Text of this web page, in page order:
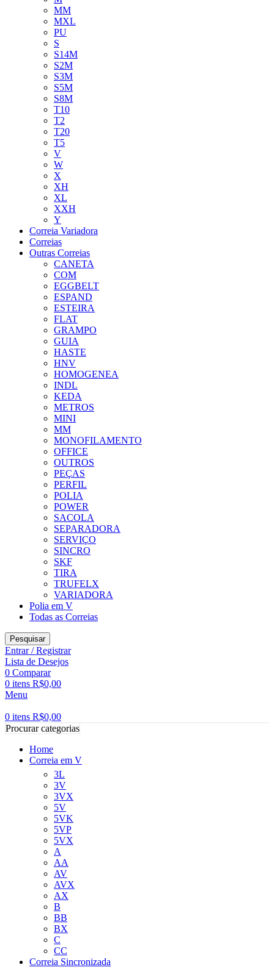
MM
MXL
PU
S
S14M
S2M
S3M
S5M
S8M
T10
T2
T20
T5
V
W
X
XH
XL
XXH
Y
Correia Variadora
Correias
Outras Correias
CANETA
COM
EGGBELT
ESPAND
ESTEIRA
FLAT
GRAMPO
GUIA
HASTE
HNV
HOMOGENEA
INDL
KEDA
METROS
MINI
MM
MONOFILAMENTO
OFFICE
OUTROS
PEÇAS
PERFIL
POLIA
POWER
SACOLA
SEPARADORA
SERVIÇO
SINCRO
SKF
TIRA
TRUFELX
VARIADORA
Polia em V
Todas as Correias
Pesquisar
Entrar / Registrar
Lista de Desejos
0 Comparar
0 itens R$0,00
Menu
0 itens R$0,00
Procurar categorias
Home
Correia em V
3L
3V
3VX
5V
5VK
5VP
5VX
A
AA
AV
AVX
AX
B
BB
BX
C
CC
Correia Sincronizada